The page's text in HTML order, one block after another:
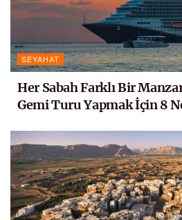
SEYAHAT
Her Sabah Farklı Bir
Gemi Turu Yapmak İçin 8